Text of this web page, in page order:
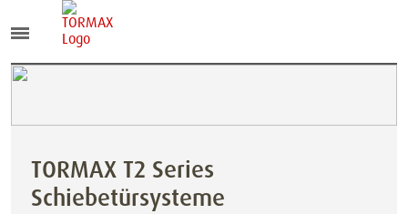
TORMAX T2 Series
Schiebetürsysteme